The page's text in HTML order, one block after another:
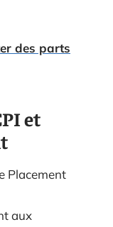
des parts
et
Placement
aux